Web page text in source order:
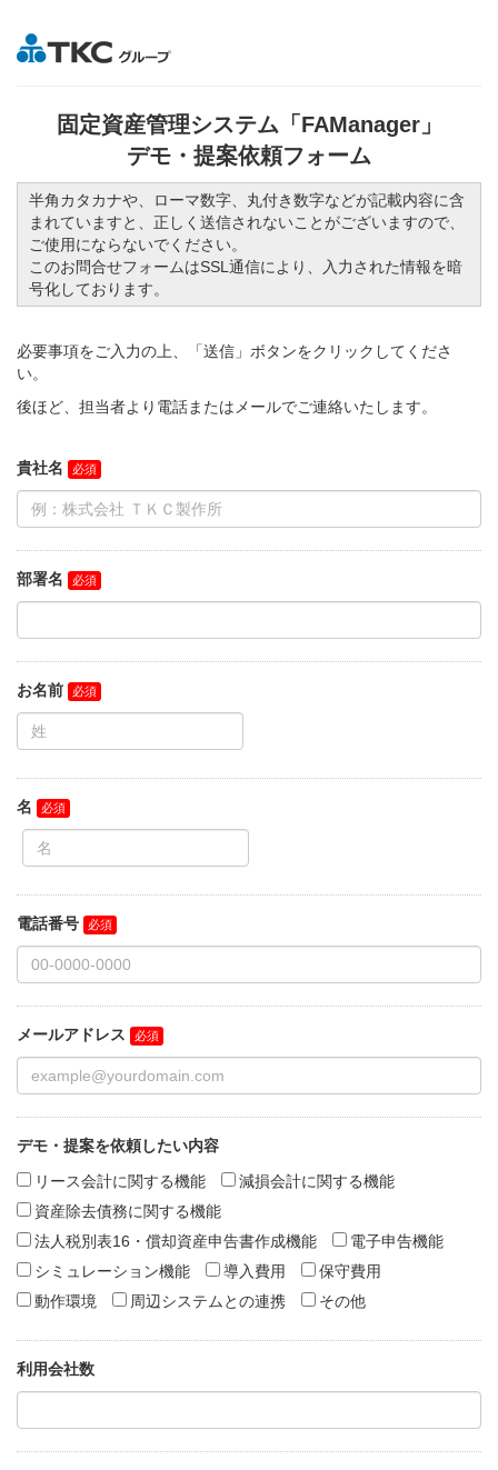
固定資産管理システム「FAManager」
デモ・提案依頼フォーム
半角カタカナや、ローマ数字、丸付き数字などが記載内容に含
まれていますと、正しく送信されないことがございますので、
ご使用にならないでください。
このお問合せフォームはSSL通信により、入力された情報を暗
号化しております。
必要事項をご入力の上、「送信」ボタンをクリックしてくださ
い。
後ほど、担当者より電話またはメールでご連絡いたします。
貴社名
部署名
お名前
名
電話番号
メールアドレス
デモ・提案を依頼したい内容
リース会計に関する機能
減損会計に関する機能
資産除去債務に関する機能
法⼈税別表16・償却資産申告書作成機能
電子申告機能
シミュレーション機能
導入費用
保守費⽤
動作環境
周辺システムとの連携 その他
利用会社数